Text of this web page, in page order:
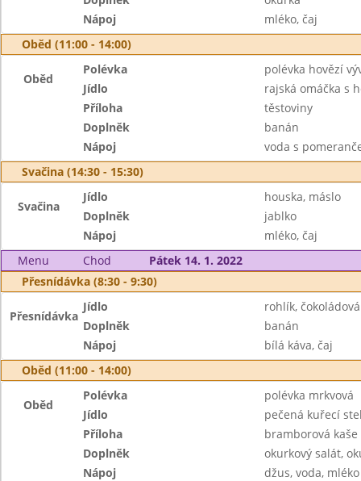
Nápoj
mléko, čaj
Oběd (11:00 - 14:00)
Oběd
Polévka
polévka hovězí
Jídlo
rajská omáčka s
Příloha
těstoviny
Doplněk
banán
Nápoj
voda s
Svačina (14:30 - 15:30)
Svačina
Jídlo
houska, máslo
Doplněk
jablko
Nápoj
mléko, čaj
Menu
Chod
Pátek 14. 1. 2022
Přesnídávka (8:30 - 9:30)
Přesnídávka
Jídlo
rohlík,
Doplněk
banán
Nápoj
bílá káva, čaj
Oběd (11:00 - 14:00)
Oběd
Polévka
polévka mrkvová
Jídlo
pečená kuřecí
Příloha
bramborová kaše
Doplněk
okurkový salát,
Nápoj
džus, voda, mléko